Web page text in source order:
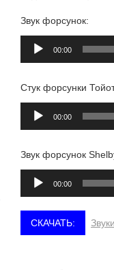
Звук форсунок:
Аудиоплеер
00:00
Стук форсунки
Аудиоплеер
00:00
Звук форсунок
Аудиоплеер
00:00